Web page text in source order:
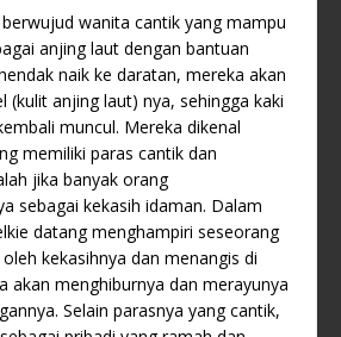
wanita cantik yang mampu
anjing laut dengan bantuan
naik ke daratan, mereka akan
(kulit anjing laut) nya, sehingga kaki
muncul. Mereka dikenal
memiliki paras cantik dan
jika banyak orang
sebagai kekasih idaman. Dalam
datang menghampiri seseorang
kekasihnya dan menangis di
akan menghiburnya dan merayunya
Selain parasnya yang cantik,